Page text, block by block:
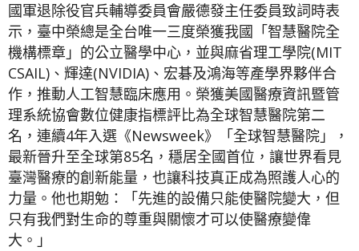
國軍退除役官兵輔導委員會嚴德發主任委員致詞時表
示，臺中榮總是全台唯一三度榮獲我國「智慧醫院全
機構標章」的公立醫學中心，並與麻省理工學院(MIT
CSAIL)、輝達(NVIDIA)、宏碁及鴻海等產學界夥伴合
作，推動人工智慧臨床應用。榮獲美國醫療資訊暨管
理系統協會數位健康指標評比為全球智慧醫院第二
名，連續4年入選《Newsweek》「全球智慧醫院」，
最新晉升至全球第85名，穩居全國首位，讓世界看見
臺灣醫療的創新能量，也讓科技真正成為照護人心的
力量。他也期勉：「先進的設備只能使醫院變大，但
只有我們對生命的尊重與關懷才可以使醫療變偉
大。」